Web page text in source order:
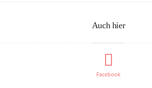
Auch hier
Facebook